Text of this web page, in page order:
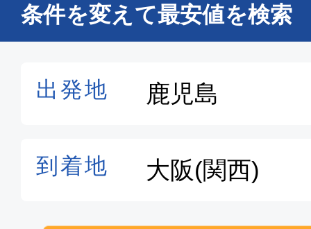
条件を変えて最安値を検索